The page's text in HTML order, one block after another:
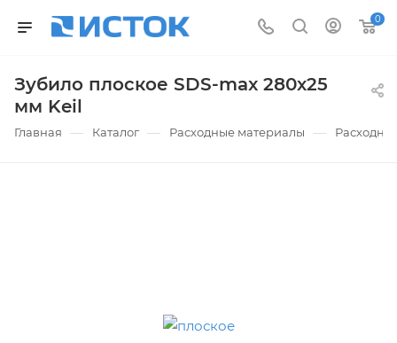
0
Зубило плоское SDS-max 280х25
мм Keil
Главная — Каталог — Расходные материалы —